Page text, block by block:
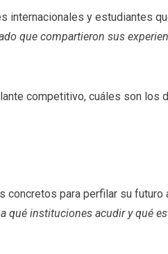
internacionales y estudiantes
que compartieron sus
competitivo, cuáles son
concretos para perfilar su futuro
qué instituciones acudir y qué